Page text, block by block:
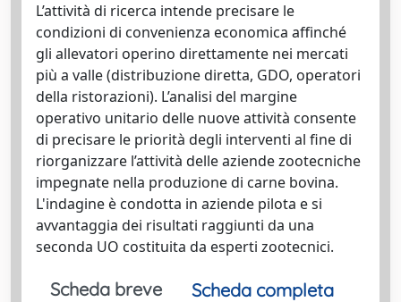
L’attività di ricerca intende precisare le
condizioni di convenienza economica affinché
gli allevatori operino direttamente nei mercati
più a valle (distribuzione diretta, GDO, operatori
della ristorazioni). L’analisi del margine
operativo unitario delle nuove attività consente
di precisare le priorità degli interventi al fine di
riorganizzare l’attività delle aziende zootecniche
impegnate nella produzione di carne bovina.
L'indagine è condotta in aziende pilota e si
avvantaggia dei risultati raggiunti da una
seconda UO costituita da esperti zootecnici.
Scheda breve
Scheda completa